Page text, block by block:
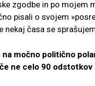
zgodbe in po mojem
pisali o svojem
nekaj časa se
na močno politično
ne celo 90